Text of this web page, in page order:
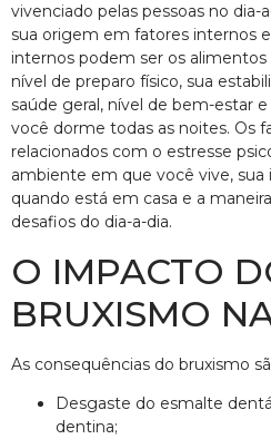
vivenciado pelas pessoas no dia-
sua origem em fatores internos
internos podem ser os
nível de preparo físico, sua
saúde geral, nível de bem-estar
você dorme todas as noites. Os
relacionados com o estresse
ambiente em que você vive, sua
quando está em casa e a
desafios do dia-a-dia.
O IMPACTO
BRUXISMO
As consequências do bruxismo
Desgaste do esmalte
dentina;